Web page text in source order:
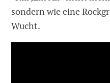
sondern wie eine
Wucht.